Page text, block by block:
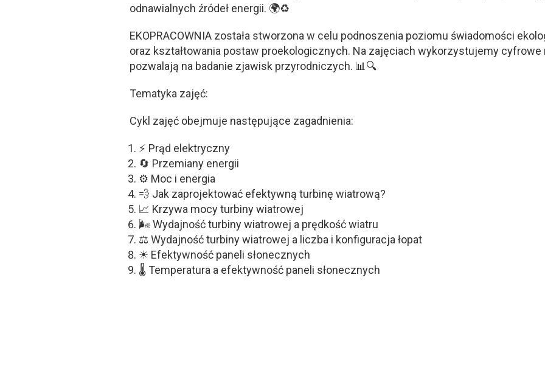
odnawialnych źródeł energii. 🌍♻
EKOPRACOWNIA została stworzona w celu podnoszenia poziomu świadomości
oraz kształtowania postaw proekologicznych. Na zajęciach wykorzystujemy cyfrowe
pozwalają na badanie zjawisk przyrodniczych. 📊🔍
Tematyka zajęć:
Cykl zajęć obejmuje następujące zagadnienia:
⚡ Prąd elektryczny
🔄 Przemiany energii
⚙ Moc i energia
💨 Jak zaprojektować efektywną turbinę wiatrową?
📈 Krzywa mocy turbiny wiatrowej
🌬 Wydajność turbiny wiatrowej a prędkość wiatru
⚖ Wydajność turbiny wiatrowej a liczba i konfiguracja łopat
☀ Efektywność paneli słonecznych
🌡 Temperatura a efektywność paneli słonecznych